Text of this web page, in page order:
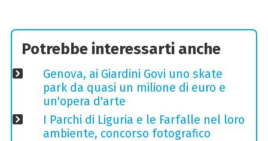
Potrebbe interessarti anche
Genova, ai Giardini Govi uno skate
park da quasi un milione di euro e
un'opera d'arte
I Parchi di Liguria e le Farfalle nel loro
ambiente, concorso fotografico